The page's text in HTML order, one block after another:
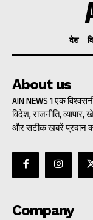
देश
About us
AIN NEWS 1 एक
विदेश, राजनीति,
और सटीक खबरें प्रदान
Company